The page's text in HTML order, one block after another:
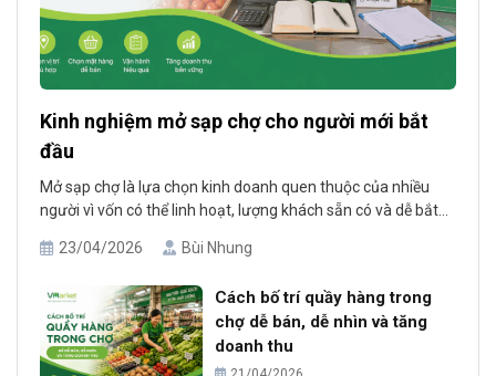
Kinh nghiệm mở sạp chợ cho người mới bắt
đầu
Mở sạp chợ là lựa chọn kinh doanh quen thuộc của nhiều
người vì vốn có thể linh hoạt, lượng khách sẵn có và dễ bắt
không phải ai mở sạp cũng bán tốt ngay từ đầu. Thực tế,
23/04/2026 Bùi Nhung
Cách bố trí quầy hàng trong
chợ dễ bán, dễ nhìn và tăng
doanh thu